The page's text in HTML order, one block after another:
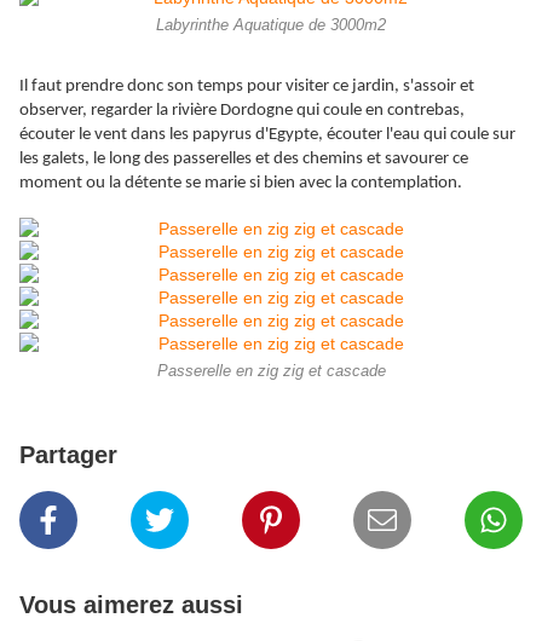
Labyrinthe Aquatique de 3000m2
Il faut prendre donc son temps pour visiter ce jardin, s'assoir et
observer, regarder la rivière Dordogne qui coule en contrebas,
écouter le vent dans les papyrus d'Egypte, écouter l'eau qui coule sur
les galets, le long des passerelles et des chemins et savourer ce
moment ou la détente se marie si bien avec la contemplation.
Passerelle en zig zig et cascade
Partager
Vous aimerez aussi